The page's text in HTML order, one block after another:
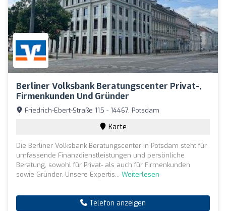
Berliner Volksbank Beratungscenter Privat-,
Firmenkunden Und Gründer
Friedrich-Ebert-Straße 115 - 14467, Potsdam
Karte
Die Berliner Volksbank Beratungscenter in Potsdam steht für
umfassende Finanzdienstleistungen und persönliche
Beratung, sowohl für Privat- als auch für Firmenkunden
sowie Gründer. Unsere Expertis... Weiterlesen
Telefon anzeigen